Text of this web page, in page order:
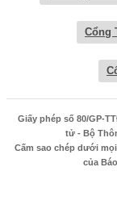
Cổng
Giấy phép số 80/GP-
tử - Bộ
Cấm sao chép dưới
của